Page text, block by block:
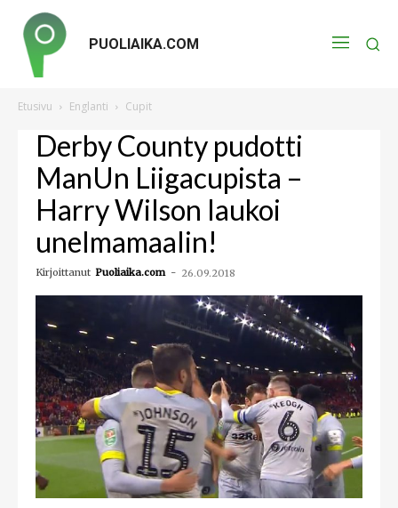
PUOLIAIKA.COM
Etusivu Englanti Cupit
Derby County pudotti
ManUn Liigacupista –
Harry Wilson laukoi
unelmamaalin!
Kirjoittanut Puoliaika.com - 26.09.2018